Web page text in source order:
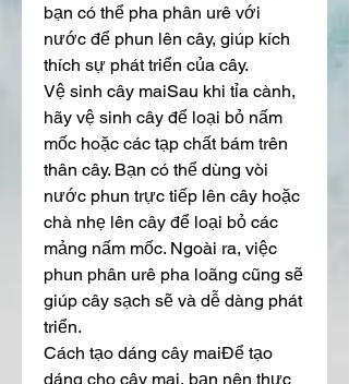
bạn có thể pha phân urê với
nước để phun lên cây, giúp kích
thích sự phát triển của cây.
Vệ sinh cây maiSau khi tỉa cành,
hãy vệ sinh cây để loại bỏ nấm
mốc hoặc các tạp chất bám trên
thân cây. Bạn có thể dùng vòi
nước phun trực tiếp lên cây hoặc
chà nhẹ lên cây để loại bỏ các
mảng nấm mốc. Ngoài ra, việc
phun phân urê pha loãng cũng sẽ
giúp cây sạch sẽ và dễ dàng phát
triển.
Cách tạo dáng cây maiĐể tạo
dáng cho cây mai, bạn nên thực